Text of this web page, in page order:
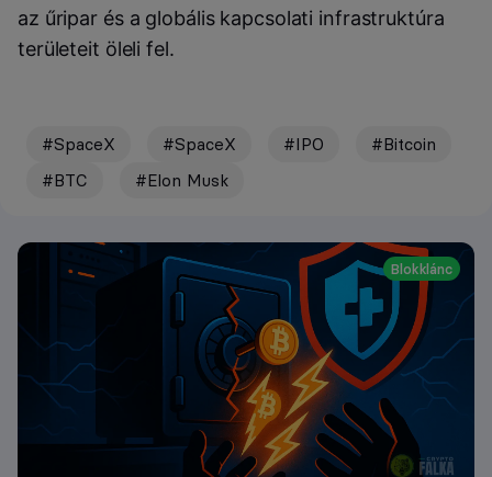
az űripar és a globális kapcsolati infrastruktúra
területeit öleli fel.
#SpaceX #SpaceX #IPO
#Bitcoin
#BTC
#Elon Musk
Blokklánc